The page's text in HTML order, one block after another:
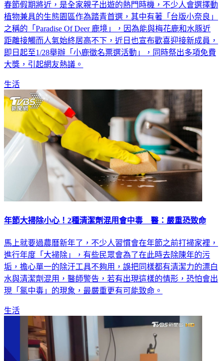
春節假期將近，是全家親子出遊的熱門時機，不少人會選擇動
植物兼具的生態園區作為踏青首選，其中有著「台版小奈良」
之稱的「Paradise Of Deer 鹿境」，因為能與梅花鹿和水豚近
距離接觸而人氣始終居高不下，近日也宣布歡喜迎接新成員，
即日起至1/28舉辦「小鹿徵名票選活動」，同時祭出多項免費
大獎，引起網友熱議。
生活
年節大掃除小心！2種清潔劑混用會中毒 醫：嚴重恐致命
馬上就要過農曆新年了，不少人習慣會在年節之前打掃家裡，
進行年度「大掃除」，有些民眾會為了在此時去除陳年的污
垢，擔心單一的除汙工具不夠用，誤把同樣都有清潔力的漂白
水與清潔劑混用，醫師警告，若有出現這樣的情形，恐怕會出
現「氯中毒」的現象，最嚴重更有可能致命。
生活